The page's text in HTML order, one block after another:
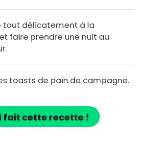
tout délicatement à la
faire prendre une nuit au
toasts de pain de campagne.
fait cette recette !